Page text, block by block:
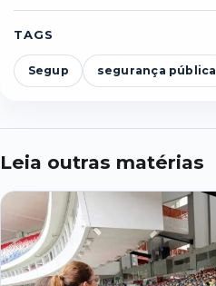
TAGS
Segup segurança pública
Leia outras matérias